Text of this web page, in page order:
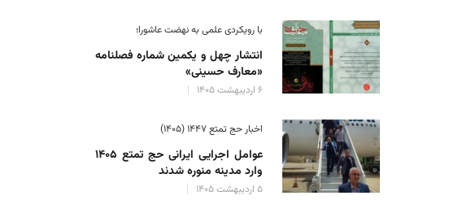
با رویکردی علمی به نهضت عاشورا؛
انتشار چهل و یکمین شماره فصلنامه
«معارف حسینی»
۶ اردیبهشت ۱۴۰۵
اخبار حج تمتع ۱۴۴۷ (۱۴۰۵)
عوامل اجرایی ایرانی حج تمتع ۱۴۰۵
وارد مدینه منوره ‌شدند
۵ اردیبهشت ۱۴۰۵